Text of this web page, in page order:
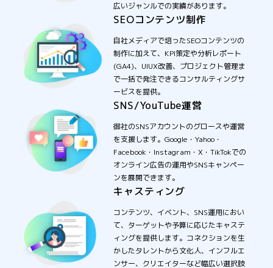
広いジャンルでの実績があります。
SEOコンテンツ制作
自社メディアで培ったSEOコンテンツの
制作に加えて、KPI策定や分析レポート
(GA4)、UIUX改善、プロジェクト管理ま
で一括で発注できるコンサルティングサ
ービスを提供。
SNS/YouTube運営
御社のSNSアカウントのグロースや運営
を支援します。Google・Yahoo・
Facebook・Instagram・X・TikTokでの
オンライン広告の運用やSNSキャンペー
ンを展開できます。
キャスティング
コンテンツ、イベント、SNS運用におい
て、ターゲットや予算に応じたキャステ
ィングを提供します。コネクションを生
かしたタレントから文化人、インフルエ
ンサー、クリエイターなど幅広い選択肢